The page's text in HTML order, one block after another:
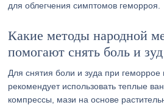
для облегчения симптомов геморроя.
Какие методы народной
помогают снять боль и
Для снятия боли и зуда при
рекомендует использовать теплые
компрессы, мази на основе